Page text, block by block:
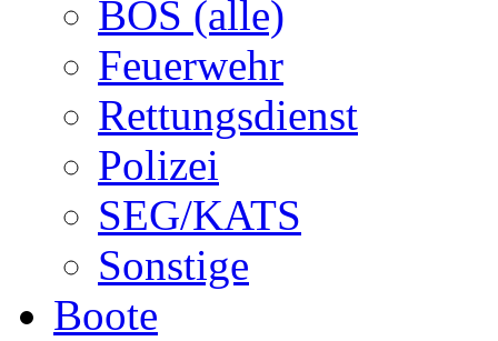
BOS (alle)
Feuerwehr
Rettungsdienst
Polizei
SEG/KATS
Sonstige
Boote